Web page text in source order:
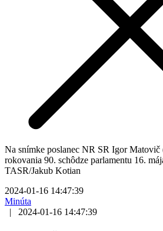
Na snímke poslanec NR SR Igor
rokovania 90. schôdze parlamentu 16.
TASR/Jakub Kotian
2024-01-16 14:47:39
Minúta
|
2024-01-16 14:47:39